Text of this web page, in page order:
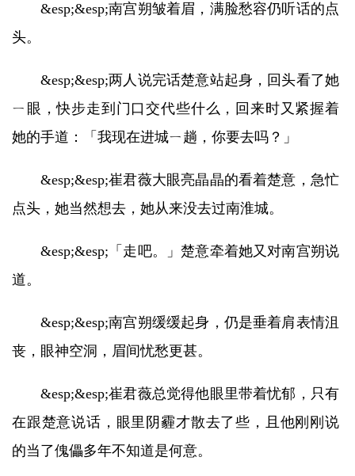
&esp;&esp;南宫朔皱着眉，满脸愁容仍听话的点
头。
&esp;&esp;两人说完话楚意站起身，回头看了她
ㄧ眼，快步走到门口交代些什么，回来时又紧握着
她的手道：「我现在进城ㄧ趟，你要去吗？」
&esp;&esp;崔君薇大眼亮晶晶的看着楚意，急忙
点头，她当然想去，她从来没去过南淮城。
&esp;&esp;「走吧。」楚意牵着她又对南宫朔说
道。
&esp;&esp;南宫朔缓缓起身，仍是垂着肩表情沮
丧，眼神空洞，眉间忧愁更甚。
&esp;&esp;崔君薇总觉得他眼里带着忧郁，只有
在跟楚意说话，眼里阴霾才散去了些，且他刚刚说
的当了傀儡多年不知道是何意。